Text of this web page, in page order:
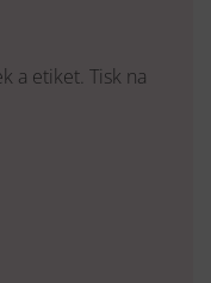
a etiket. Tisk na